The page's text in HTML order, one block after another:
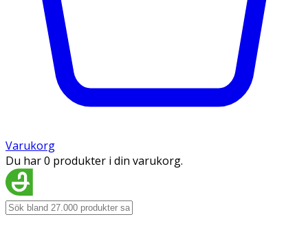
Varukorg
Du har 0 produkter i din varukorg.